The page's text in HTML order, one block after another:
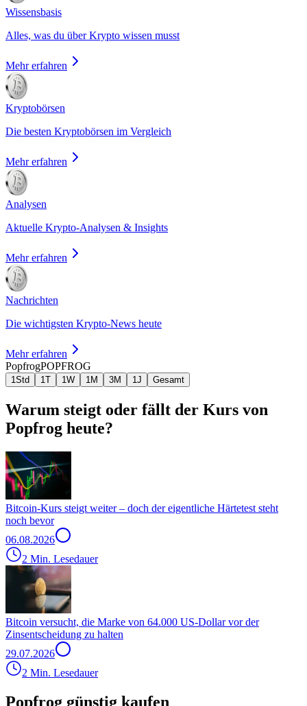
Wissensbasis
Alles, was du über Krypto wissen musst
Mehr erfahren
Kryptobörsen
Die besten Kryptobörsen im Vergleich
Mehr erfahren
Analysen
Aktuelle Krypto-Analysen & Insights
Mehr erfahren
Nachrichten
Die wichtigsten Krypto-News heute
Mehr erfahren
PopfrogPOPFROG
1Std 1T 1W 1M 3M 1J Gesamt
Warum steigt oder fällt der Kurs von
Popfrog heute?
Bitcoin-Kurs steigt weiter – doch der eigentliche Härtetest steht
noch bevor
06.08.2026
2 Min. Lesedauer
Bitcoin versucht, die Marke von 64.000 US-Dollar vor der
Zinsentscheidung zu halten
29.07.2026
2 Min. Lesedauer
Popfrog günstig kaufen